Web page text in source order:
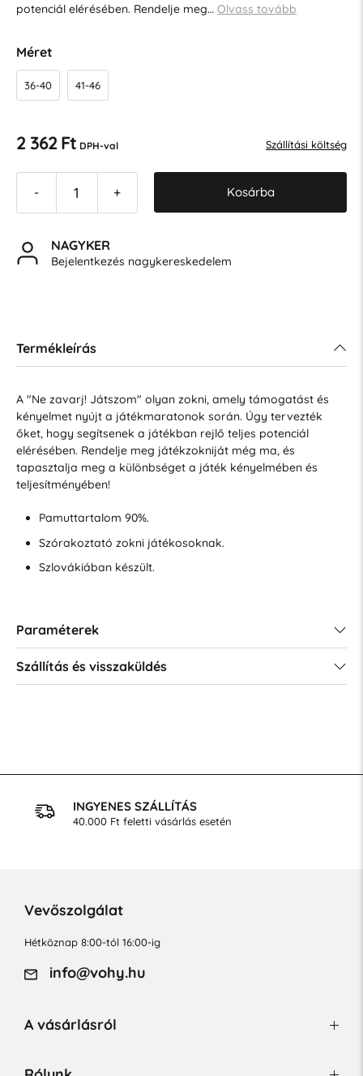
potenciál elérésében. Rendelje meg… Olvass tovább
Méret
36-40 41-46
2 362 Ft DPH-val Szállítási költség
- + Kosárba
NAGYKER
Bejelentkezés nagykereskedelem
Termékleírás
A "Ne zavarj! Játszom" olyan zokni, amely támogatást és
kényelmet nyújt a játékmaratonok során. Úgy tervezték
őket, hogy segítsenek a játékban rejlő teljes potenciál
elérésében. Rendelje meg játékzokniját még ma, és
tapasztalja meg a különbséget a játék kényelmében és
teljesítményében!
Pamuttartalom 90%.
Szórakoztató zokni játékosoknak.
Szlovákiában készült.
Paraméterek
Szállítás és visszaküldés
INGYENES SZÁLLÍTÁS
40.000 Ft feletti vásárlás esetén
Vevőszolgálat
Hétköznap 8:00-tól 16:00-ig
info@vohy.hu
A vásárlásról